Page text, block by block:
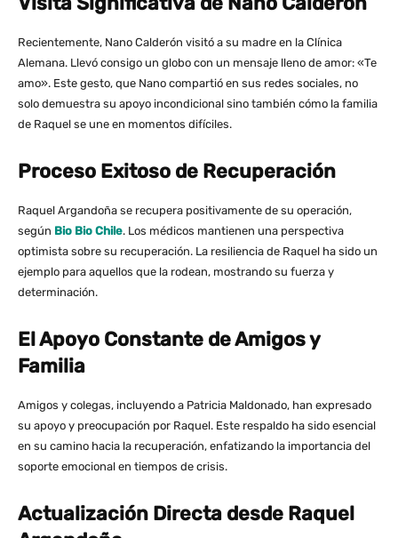
Recientemente, Nano Calderón visitó a su madre en la Clínica
Alemana. Llevó consigo un globo con un mensaje lleno de amor: «Te
amo». Este gesto, que Nano compartió en sus redes sociales, no
solo demuestra su apoyo incondicional sino también cómo la familia
de Raquel se une en momentos difíciles.
Proceso Exitoso de Recuperación
Raquel Argandoña se recupera positivamente de su operación,
según Bio Bio Chile. Los médicos mantienen una perspectiva
optimista sobre su recuperación. La resiliencia de Raquel ha sido un
ejemplo para aquellos que la rodean, mostrando su fuerza y
determinación.
El Apoyo Constante de Amigos y
Familia
Amigos y colegas, incluyendo a Patricia Maldonado, han expresado
su apoyo y preocupación por Raquel. Este respaldo ha sido esencial
en su camino hacia la recuperación, enfatizando la importancia del
soporte emocional en tiempos de crisis.
Actualización Directa desde Raquel